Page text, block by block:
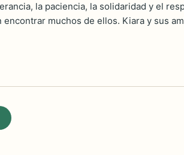
la paciencia, la solidaridad y el
muchos de ellos. Kiara y sus